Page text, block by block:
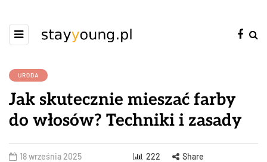
URODA
Jak skutecznie mieszać farby
do włosów? Techniki i zasady
18 września 2025 222 Share